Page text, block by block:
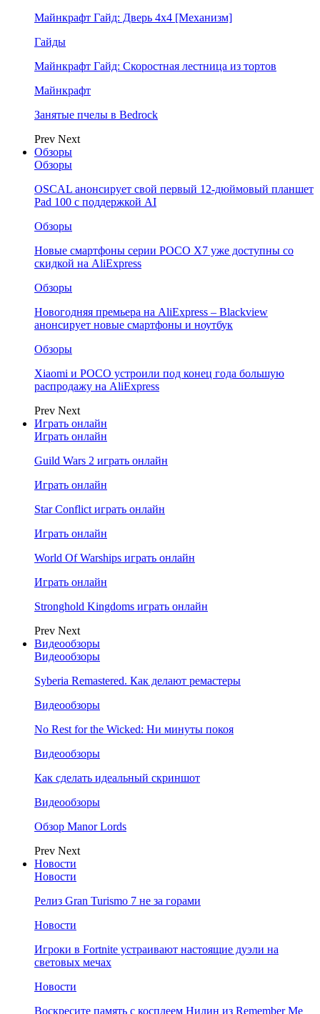
Майнкрафт Гайд: Дверь 4х4 [Механизм]
Гайды
Майнкрафт Гайд: Скоростная лестница из тортов
Майнкрафт
Занятые пчелы в Bedrock
Prev Next
Обзоры
Обзоры
OSCAL анонсирует свой первый 12-дюймовый планшет
Pad 100 с поддержкой AI
Обзоры
Новые смартфоны серии POCO X7 уже доступны со
скидкой на AliExpress
Обзоры
Новогодняя премьера на AliExpress – Blackview
анонсирует новые смартфоны и ноутбук
Обзоры
Xiaomi и POCO устроили под конец года большую
распродажу на AliExpress
Prev Next
Играть онлайн
Играть онлайн
Guild Wars 2 играть онлайн
Играть онлайн
Star Conflict играть онлайн
Играть онлайн
World Of Warships играть онлайн
Играть онлайн
Stronghold Kingdoms играть онлайн
Prev Next
Видеообзоры
Видеообзоры
Syberia Remastered. Как делают ремастеры
Видеообзоры
No Rest for the Wicked: Ни минуты покоя
Видеообзоры
Как сделать идеальный скриншот
Видеообзоры
Обзор Manor Lords
Prev Next
Новости
Новости
Релиз Gran Turismo 7 не за горами
Новости
Игроки в Fortnite устраивают настоящие дуэли на
световых мечах
Новости
Воскресите память с косплеем Нилин из Remember Me